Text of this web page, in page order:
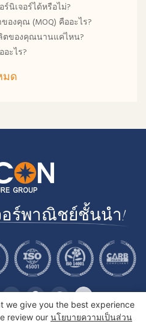
นิเจอร์ได้หรือไม่?
งคุณ (MOQ) คืออะไร?
ตของคุณนานแค่ไหน?
ะไร?
มด
อร์พาณิชย์ชั้นนำ!
we give you the best experience
review our นโยบายความเป็นส่วน